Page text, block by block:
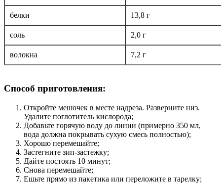
белки 13,8 г
соль 2,0 г
волокна 7,2 г
Способ приготовления:
Откройте мешочек в месте надреза. Разверните низ.
Удалите поглотитель кислорода;
Добавьте горячую воду до линии (примерно 350 мл,
вода должна покрывать сухую смесь полностью);
Хорошо перемешайте;
Застегните зип-застежку;
Дайте постоять 10 минут;
Снова перемешайте;
Ешьте прямо из пакетика или переложите в тарелку;